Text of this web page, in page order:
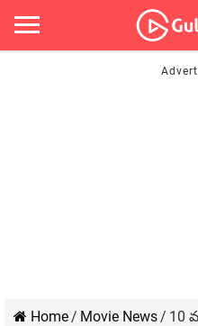
Home/ Movie News/ 10